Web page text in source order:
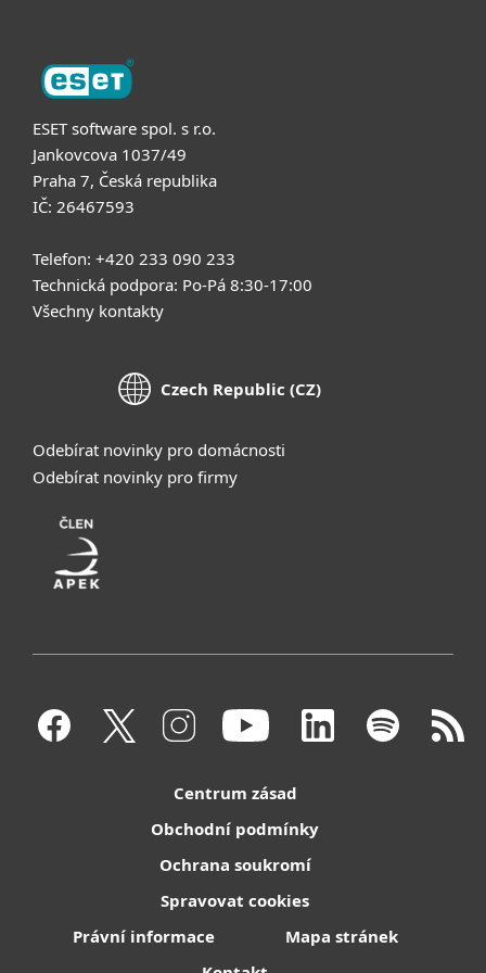
ESET software spol. s r.o.
Jankovcova 1037/49
Praha 7, Česká republika
IČ: 26467593
Telefon: +420 233 090 233
Technická podpora: Po-Pá 8:30-17:00
Všechny kontakty
Czech Republic (CZ)
Odebírat novinky pro domácnosti
Odebírat novinky pro firmy
Centrum zásad
Obchodní podmínky
Ochrana soukromí
Spravovat cookies
Právní informace
Mapa stránek